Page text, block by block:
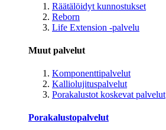
Räätälöidyt kunnostukset
Reborn
Life Extension -palvelu
Muut palvelut
Komponenttipalvelut
Kalliolujituspalvelut
Porakalustot koskevat palvelut
Porakalustopalvelut